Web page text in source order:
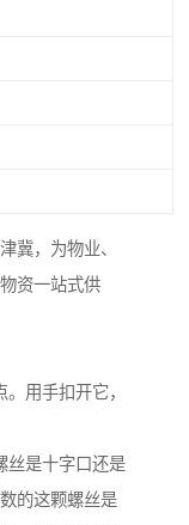
冀，为物业、
资一站式供
用手扣开它，
丝是十字口还是
的这颗螺丝是